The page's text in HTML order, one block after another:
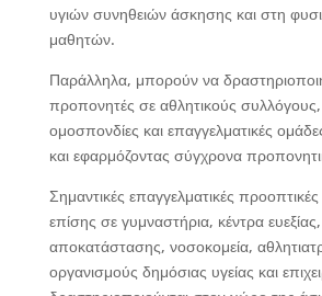
υγιών συνηθειών άσκησης και στη
μαθητών.
Παράλληλα, μπορούν να
προπονητές σε αθλητικούς συλλόγους,
ομοσπονδίες και επαγγελματικές
και εφαρμόζοντας σύγχρονα
Σημαντικές επαγγελματικές
επίσης σε γυμναστήρια, κέντρα
αποκατάστασης, νοσοκομεία,
οργανισμούς δημόσιας υγείας και